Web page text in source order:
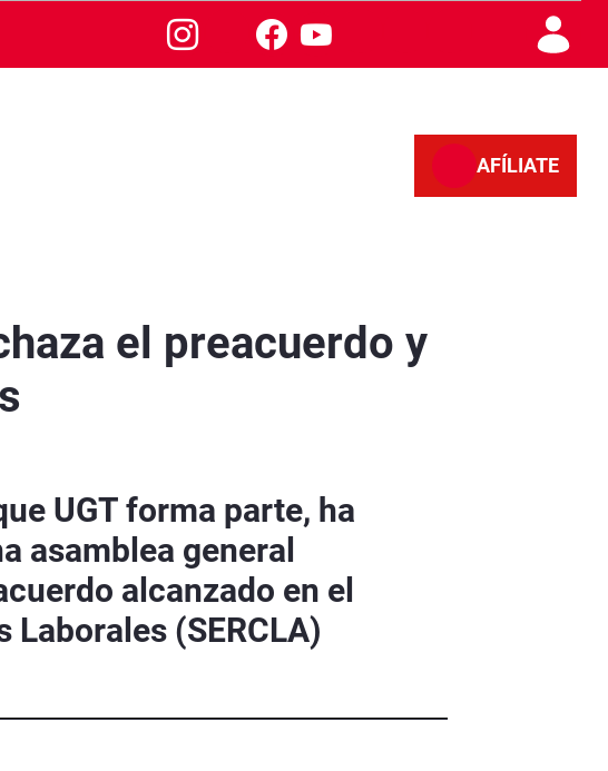
AFÍLIATE
el preacuerdo y
UGT forma parte, ha
asamblea general
alcanzado en el
(SERCLA)